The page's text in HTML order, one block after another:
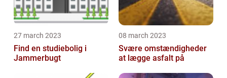
27 march 2023
Find en studiebolig i
Jammerbugt
08 march 2023
Svære omstændigheder
at lægge asfalt på